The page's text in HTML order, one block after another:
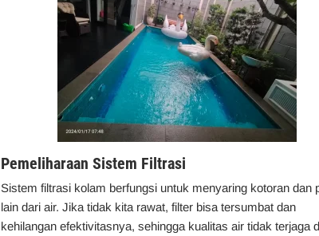
Pemeliharaan Sistem Filtrasi
Sistem filtrasi kolam berfungsi untuk menyaring kotoran dan
lain dari air. Jika tidak kita rawat, filter bisa tersumbat dan
kehilangan efektivitasnya, sehingga kualitas air tidak terjaga